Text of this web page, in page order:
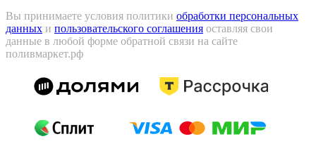
Вы принимаете условия политики обработки персональных
данных и пользовательского соглашения оставляя свои
данные в любой форме обратной связи на сайте
поливмаркет.рф